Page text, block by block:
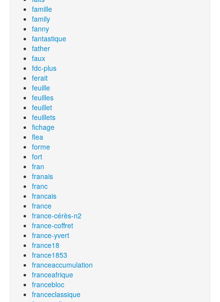
famille
family
fanny
fantastique
father
faux
fdc-plus
ferait
feuille
feuilles
feuillet
feuillets
fichage
flea
forme
fort
fran
franais
franc
francais
france
france-cérès-n2
france-coffret
france-yvert
france18
france1853
franceaccumulation
franceafrique
francebloc
franceclassique